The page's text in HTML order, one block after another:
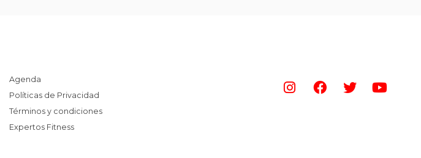
Agenda
Políticas de Privacidad
Términos y condiciones
Expertos Fitness